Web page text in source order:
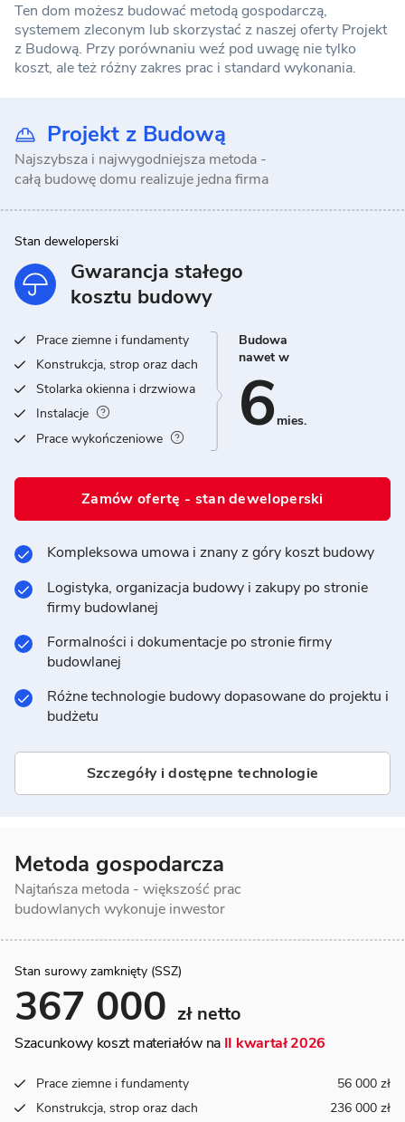
Ten dom możesz budować metodą gospodarczą,
systemem zleconym lub skorzystać z naszej oferty Projekt
z Budową. Przy porównaniu weź pod uwagę nie tylko
koszt, ale też różny zakres prac i standard wykonania.
Metoda gospodarcza
Najtańsza metoda - większość prac
budowlanych wykonuje inwestor
Stan surowy zamknięty (SSZ)
367 000 zł netto
Szacunkowy koszt materiałów na II kwartał 2026
Prace ziemne i fundamenty
56 000 zł
Konstrukcja, strop oraz dach
236 000 zł
Projekt z Budową
Najszybsza i najwygodniejsza metoda -
całą budowę domu realizuje jedna firma
Stan deweloperski
Gwarancja stałego
kosztu budowy
Prace ziemne i fundamenty
Konstrukcja, strop oraz dach
Stolarka okienna i drzwiowa
Instalacje
Prace wykończeniowe
Budowa
nawet w
6 mies.
Zamów ofertę - stan deweloperski
Kompleksowa umowa i znany z góry koszt budowy
Logistyka, organizacja budowy i zakupy po stronie
firmy budowlanej
Formalności i dokumentacje po stronie firmy
budowlanej
Różne technologie budowy dopasowane do projektu i
budżetu
Szczegóły i dostępne technologie